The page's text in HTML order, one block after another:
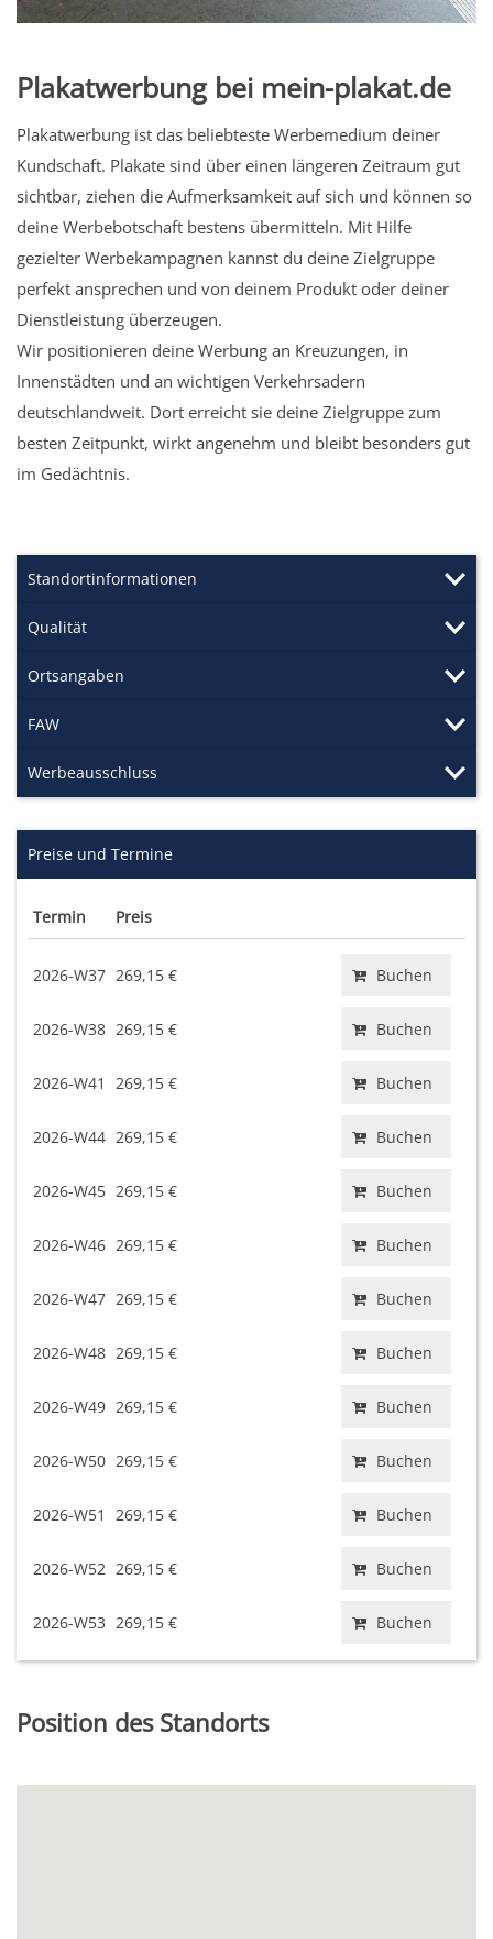
Plakatwerbung bei mein-plakat.de
Plakatwerbung ist das beliebteste Werbemedium deiner
Kundschaft. Plakate sind über einen längeren Zeitraum gut
sichtbar, ziehen die Aufmerksamkeit auf sich und können so
deine Werbebotschaft bestens übermitteln. Mit Hilfe
gezielter Werbekampagnen kannst du deine Zielgruppe
perfekt ansprechen und von deinem Produkt oder deiner
Dienstleistung überzeugen.
Wir positionieren deine Werbung an Kreuzungen, in
Innenstädten und an wichtigen Verkehrsadern
deutschlandweit. Dort erreicht sie deine Zielgruppe zum
besten Zeitpunkt, wirkt angenehm und bleibt besonders gut
im Gedächtnis.
Standortinformationen
Qualität
Ortsangaben
FAW
Werbeausschluss
Preise und Termine
Termin Preis
2026-W37 269,15 € Buchen
2026-W38 269,15 € Buchen
2026-W41 269,15 € Buchen
2026-W44 269,15 € Buchen
2026-W45 269,15 € Buchen
2026-W46 269,15 € Buchen
2026-W47 269,15 € Buchen
2026-W48 269,15 € Buchen
2026-W49 269,15 € Buchen
2026-W50 269,15 € Buchen
2026-W51 269,15 € Buchen
2026-W52 269,15 € Buchen
2026-W53 269,15 € Buchen
Position des Standorts